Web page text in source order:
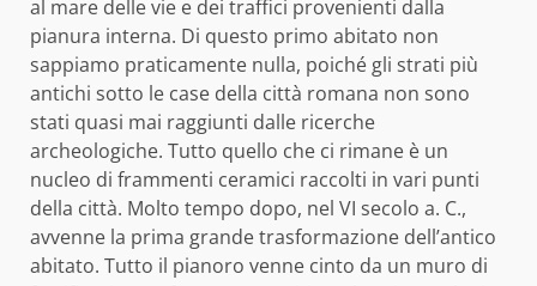
al mare delle vie e dei traffici provenienti dalla
pianura interna. Di questo primo abitato non
sappiamo praticamente nulla, poiché gli strati più
antichi sotto le case della città romana non sono
stati quasi mai raggiunti dalle ricerche
archeologiche. Tutto quello che ci rimane è un
nucleo di frammenti ceramici raccolti in vari punti
della città. Molto tempo dopo, nel VI secolo a. C.,
avvenne la prima grande trasformazione dell’antico
abitato. Tutto il pianoro venne cinto da un muro di